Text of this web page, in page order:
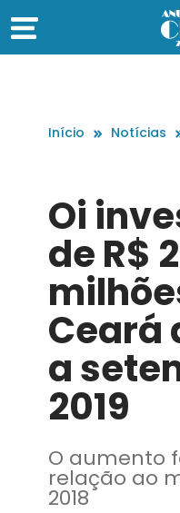
Início Notícias
Oi
de R$
Ceará
a
2019
O aumento
relação ao
2018